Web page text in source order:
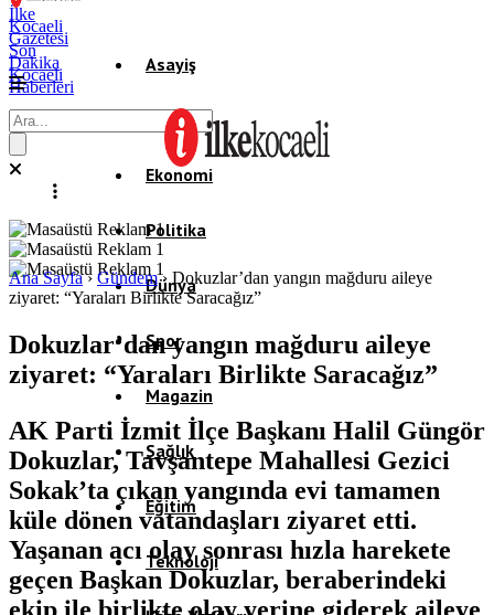
İlke
Kocaeli
Gazetesi
Son
Dakika
Kocaeli
Haberleri
Asayiş
Gündem
Ekonomi
Politika
Dünya
Spor
Magazin
Sağlık
Eğitim
Teknoloji
Ana Sayfa› Gündem› Dokuzlar’dan yangın mağduru aileye
ziyaret: “Yaraları Birlikte Saracağız”
Dokuzlar’dan yangın mağduru aileye
ziyaret: “Yaraları Birlikte Saracağız”
AK Parti İzmit İlçe Başkanı Halil Güngör
Dokuzlar, Tavşantepe Mahallesi Gezici
Sokak’ta çıkan yangında evi tamamen
küle dönen vatandaşları ziyaret etti.
Yaşanan acı olay sonrası hızla harekete
geçen Başkan Dokuzlar, beraberindeki